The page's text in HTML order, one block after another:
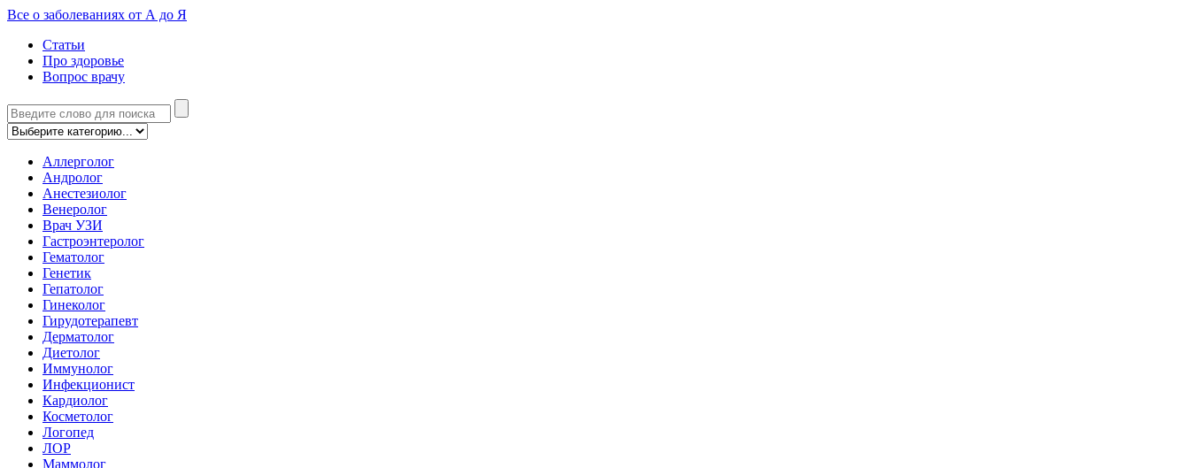
Все о заболеваниях от А до Я
Статьи
Про здоровье
Вопрос врачу
Аллерголог
Андролог
Анестезиолог
Венеролог
Врач УЗИ
Гастроэнтеролог
Гематолог
Генетик
Гепатолог
Гинеколог
Гирудотерапевт
Дерматолог
Диетолог
Иммунолог
Инфекционист
Кардиолог
Косметолог
Логопед
ЛОР
Маммолог